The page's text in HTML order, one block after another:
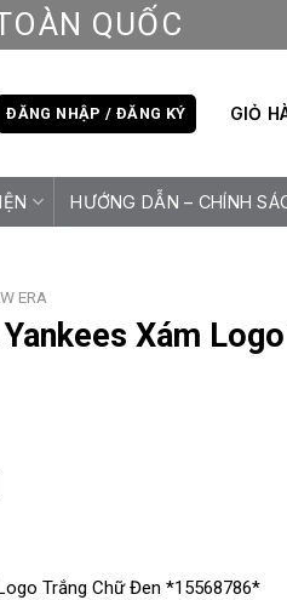
QUỐC
ĐĂNG NHẬP / ĐĂNG KÝ GIỎ
HƯỚNG DẪN – CHÍNH
ERA
Xám
Trắng Chữ Đen *15568786*